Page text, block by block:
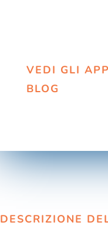
VEDI GLI
BLOG
DESCRIZIONE